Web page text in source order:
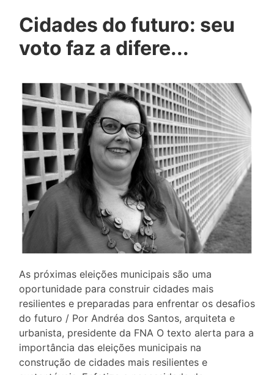
Cidades do futuro: seu
voto faz a difere...
As próximas eleições municipais são uma
oportunidade para construir cidades mais
resilientes e preparadas para enfrentar os desafios
do futuro / Por Andréa dos Santos, arquiteta e
urbanista, presidente da FNA O texto alerta para a
importância das eleições municipais na
construção de cidades mais resilientes e